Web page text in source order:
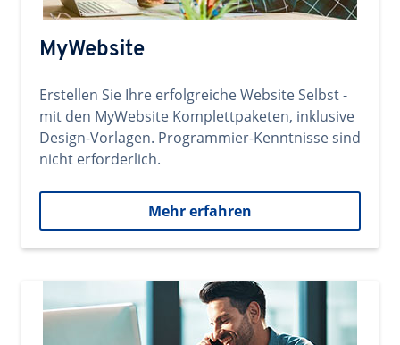
MyWebsite
Erstellen Sie Ihre erfolgreiche Website Selbst -
mit den MyWebsite Komplettpaketen, inklusive
Design-Vorlagen. Programmier-Kenntnisse sind
nicht erforderlich.
Mehr erfahren